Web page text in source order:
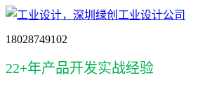
18028749102
22+年产品开发实战经验